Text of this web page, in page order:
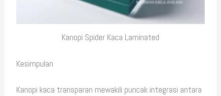
Kanopi Spider Kaca Laminated
Kesimpulan
Kanopi kaca transparan mewakili puncak integrasi antara